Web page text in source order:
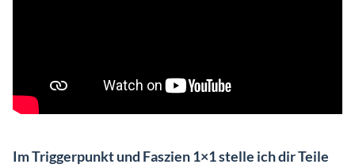
Im Triggerpunkt und Faszien 1×1 stelle ich dir Teile